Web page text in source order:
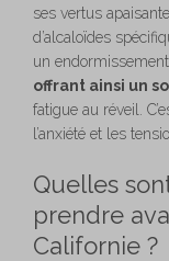
ses vertus
d’alcaloïdes
un
offrant ainsi un
fatigue au réveil.
l’anxiété et les
Quelles
prendre
Californie ?